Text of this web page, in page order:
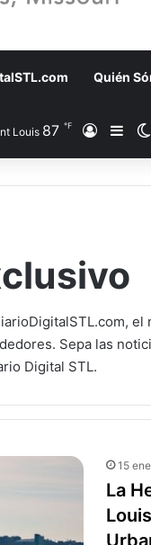
Quién
Louis 87 ℉ Acceso
el
Sepa las
Digital STL.
15
La